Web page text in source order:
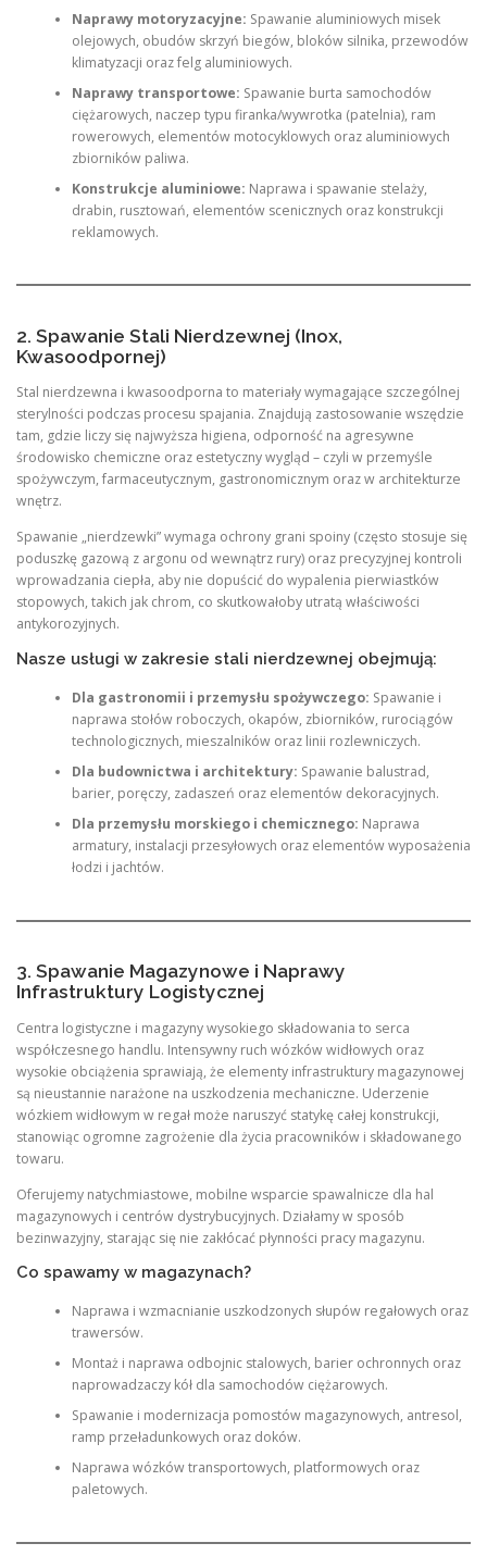
Naprawy motoryzacyjne: Spawanie aluminiowych misek
olejowych, obudów skrzyń biegów, bloków silnika, przewodów
klimatyzacji oraz felg aluminiowych.
Naprawy transportowe: Spawanie burta samochodów
ciężarowych, naczep typu firanka/wywrotka (patelnia), ram
rowerowych, elementów motocyklowych oraz aluminiowych
zbiorników paliwa.
Konstrukcje aluminiowe: Naprawa i spawanie stelaży,
drabin, rusztowań, elementów scenicznych oraz konstrukcji
reklamowych.
2. Spawanie Stali Nierdzewnej (Inox,
Kwasoodpornej)
Stal nierdzewna i kwasoodporna to materiały wymagające szczególnej
sterylności podczas procesu spajania. Znajdują zastosowanie wszędzie
tam, gdzie liczy się najwyższa higiena, odporność na agresywne
środowisko chemiczne oraz estetyczny wygląd – czyli w przemyśle
spożywczym, farmaceutycznym, gastronomicznym oraz w architekturze
wnętrz.
Spawanie „nierdzewki” wymaga ochrony grani spoiny (często stosuje się
poduszkę gazową z argonu od wewnątrz rury) oraz precyzyjnej kontroli
wprowadzania ciepła, aby nie dopuścić do wypalenia pierwiastków
stopowych, takich jak chrom, co skutkowałoby utratą właściwości
antykorozyjnych.
Nasze usługi w zakresie stali nierdzewnej obejmują:
Dla gastronomii i przemysłu spożywczego: Spawanie i
naprawa stołów roboczych, okapów, zbiorników, rurociągów
technologicznych, mieszalników oraz linii rozlewniczych.
Dla budownictwa i architektury: Spawanie balustrad,
barier, poręczy, zadaszeń oraz elementów dekoracyjnych.
Dla przemysłu morskiego i chemicznego: Naprawa
armatury, instalacji przesyłowych oraz elementów wyposażenia
łodzi i jachtów.
3. Spawanie Magazynowe i Naprawy
Infrastruktury Logistycznej
Centra logistyczne i magazyny wysokiego składowania to serca
współczesnego handlu. Intensywny ruch wózków widłowych oraz
wysokie obciążenia sprawiają, że elementy infrastruktury magazynowej
są nieustannie narażone na uszkodzenia mechaniczne. Uderzenie
wózkiem widłowym w regał może naruszyć statykę całej konstrukcji,
stanowiąc ogromne zagrożenie dla życia pracowników i składowanego
towaru.
Oferujemy natychmiastowe, mobilne wsparcie spawalnicze dla hal
magazynowych i centrów dystrybucyjnych. Działamy w sposób
bezinwazyjny, starając się nie zakłócać płynności pracy magazynu.
Co spawamy w magazynach?
Naprawa i wzmacnianie uszkodzonych słupów regałowych oraz
trawersów.
Montaż i naprawa odbojnic stalowych, barier ochronnych oraz
naprowadzaczy kół dla samochodów ciężarowych.
Spawanie i modernizacja pomostów magazynowych, antresol,
ramp przeładunkowych oraz doków.
Naprawa wózków transportowych, platformowych oraz
paletowych.